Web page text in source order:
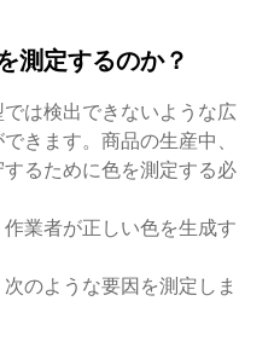
測定するのか？
は検出できないような広
きます。商品の生産中、
るために色を測定する必
業者が正しい色を生成す
のような要因を測定しま